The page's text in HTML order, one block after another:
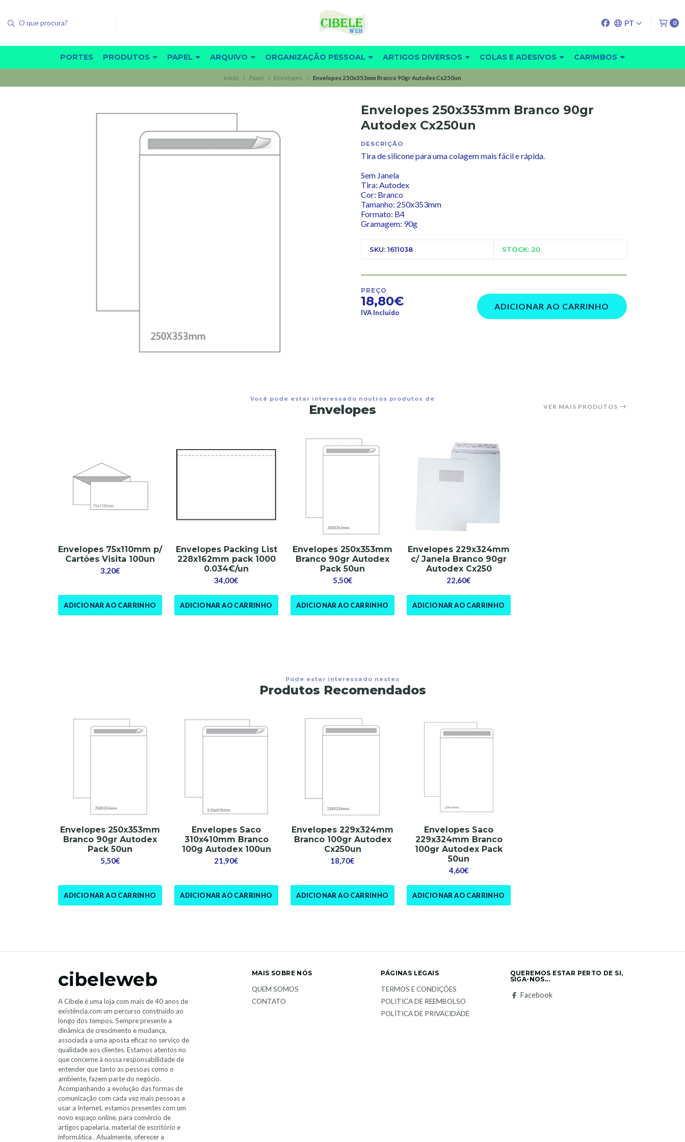
PT 0
PORTES PRODUTOS PAPEL ARQUIVO ORGANIZAÇÃO PESSOAL ARTIGOS DIVERSOS COLAS E ADESIVOS CARIMBOS
Início Papel Envelopes Envelopes 250x353mm Branco 90gr Autodex Cx250un
Envelopes 250x353mm Branco 90gr
Autodex Cx250un
DESCRIÇÃO
Tira de silicone para uma colagem mais fácil e rápida.
Sem Janela
Tira: Autodex
Cor: Branco
Tamanho: 250x353mm
Formato: B4
Gramagem: 90g
SKU: 1611038 STOCK: 20
PREÇO
18,80€
IVA Incluído
ADICIONAR AO CARRINHO
Você pode estar interessado noutros produtos de
Envelopes VER MAIS PRODUTOS
Envelopes 75x110mm p/
Cartões Visita 100un
3,20€
ADICIONAR AO CARRINHO
Envelopes Packing List
228x162mm pack 1000
0.034€/un
34,00€
ADICIONAR AO CARRINHO
Envelopes 250x353mm
Branco 90gr Autodex
Pack 50un
5,50€
ADICIONAR AO CARRINHO
Envelopes 229x324mm
c/ Janela Branco 90gr
Autodex Cx250
22,60€
ADICIONAR AO CARRINHO
Pode estar interessado nestes
Produtos Recomendados
Envelopes 250x353mm
Branco 90gr Autodex
Pack 50un
5,50€
ADICIONAR AO CARRINHO
Envelopes Saco
310x410mm Branco
100g Autodex 100un
21,90€
ADICIONAR AO CARRINHO
Envelopes 229x324mm
Branco 100gr Autodex
Cx250un
18,70€
ADICIONAR AO CARRINHO
Envelopes Saco
229x324mm Branco
100gr Autodex Pack
50un
4,60€
ADICIONAR AO CARRINHO
cibeleweb
A Cibele é uma loja com mais de 40 anos de
existência,com um percurso construído ao
longo dos tempos. Sempre presente a
dinâmica de crescimento e mudança,
associada a uma aposta eficaz no serviço de
qualidade aos clientes. Estamos atentos no
que concerne à nossa responsabilidade de
entender que tanto as pessoas como o
ambiente, fazem parte do negócio.
Acompanhando a evolução das formas de
comunicação com cada vez mais pessoas a
usar a Internet, estamos presentes com um
novo espaço online, para comércio de
artigos papelaria, material de escritório e
informática . Atualmente, oferecer a
MAIS SOBRE NÓS
QUEM SOMOS
CONTATO
PÁGINAS LEGAIS
TERMOS E CONDIÇÕES
POLITICA DE REEMBOLSO
POLÍTICA DE PRIVACIDADE
QUEREMOS ESTAR PERTO DE SI,
SIGA-NOS...
Facebook